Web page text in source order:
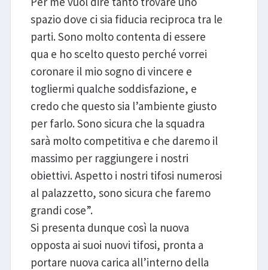
spazio dove ci sia fiducia reciproca tra le
parti. Sono molto contenta di essere
qua e ho scelto questo perché vorrei
coronare il mio sogno di vincere e
togliermi qualche soddisfazione, e
credo che questo sia l’ambiente giusto
per farlo. Sono sicura che la squadra
sarà molto competitiva e che daremo il
massimo per raggiungere i nostri
obiettivi. Aspetto i nostri tifosi numerosi
al palazzetto, sono sicura che faremo
grandi cose”.
Si presenta dunque così la nuova
opposta ai suoi nuovi tifosi, pronta a
portare nuova carica all’interno della